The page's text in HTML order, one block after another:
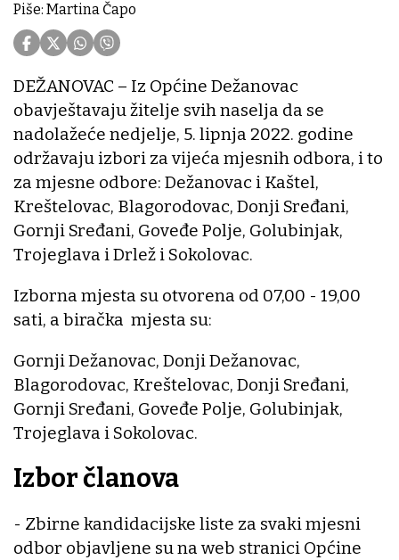
Piše: Martina Čapo
DEŽANOVAC – Iz Općine Dežanovac
obavještavaju žitelje svih naselja da se
nadolažeće nedjelje, 5. lipnja 2022. godine
održavaju izbori za vijeća mjesnih odbora, i to
za mjesne odbore: Dežanovac i Kaštel,
Kreštelovac, Blagorodovac, Donji Sređani,
Gornji Sređani, Goveđe Polje, Golubinjak,
Trojeglava i Drlež i Sokolovac.
Izborna mjesta su otvorena od 07,00 - 19,00
sati, a biračka mjesta su:
Gornji Dežanovac, Donji Dežanovac,
Blagorodovac, Kreštelovac, Donji Sređani,
Gornji Sređani, Goveđe Polje, Golubinjak,
Trojeglava i Sokolovac.
Izbor članova
- Zbirne kandidacijske liste za svaki mjesni
odbor objavljene su na web stranici Općine